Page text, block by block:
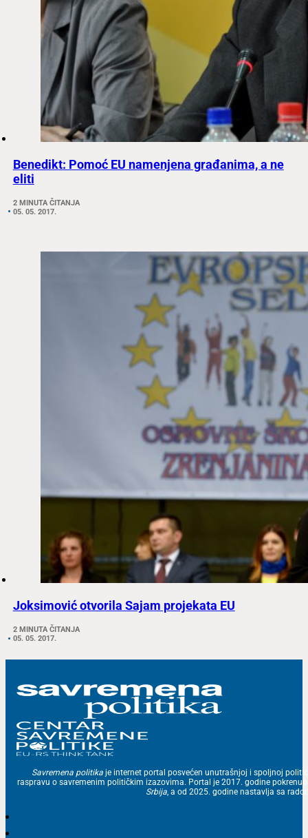
Benedikt: Pomoć EU namenjena građanima, a ne
eliti
2 MINUTA ČITANJA
05. 05. 2017.
Joksimović otvorila Sajam projekata EU
2 MINUTA ČITANJA
05. 05. 2017.
Savremena politika je internet portal posvećen unutrašnjoj i spoljnoj
raspravu o savremenim političkim izazovima. Portal je 2017. godine
Srbija , a od 2025. godine nastavlja sa